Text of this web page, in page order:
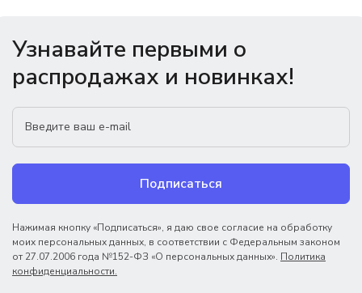
Узнавайте первыми о
распродажах и новинках!
Подписаться
Нажимая кнопку «Подписаться», я даю свое согласие на обработку
моих персональных данных, в соответствии с Федеральным законом
от 27.07.2006 года №152-ФЗ «О персональных данных». Политика
конфиденциальности.